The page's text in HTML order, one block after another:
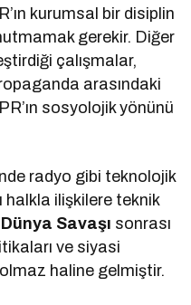
kurumsal bir disiplin
gerekir. Diğer
çalışmalar,
arasındaki
sosyolojik yönünü
radyo gibi teknolojik
halkla ilişkilere teknik
Savaşı sonrası
ve siyasi
haline gelmiştir.